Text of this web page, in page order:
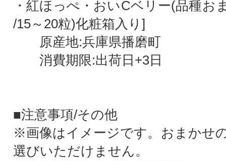
・紅ほっぺ・おいCベリー(品種お
/15～20粒)化粧箱入り]
原産地:兵庫県播磨町
消費期限:出荷日+3日
■注意事項/その他
※画像はイメージです。おまかせ
選びいただけません。